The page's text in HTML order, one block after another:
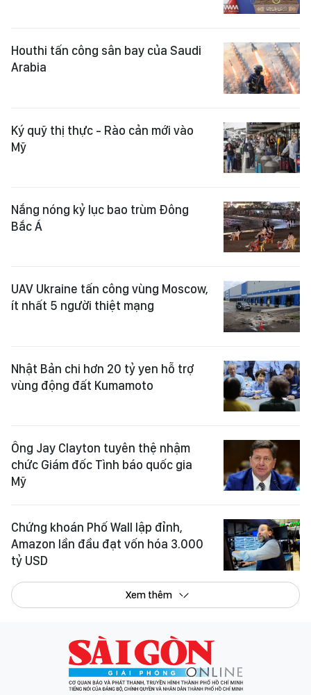
Houthi tấn công sân bay của Saudi
Arabia
Ký quỹ thị thực - Rào cản mới vào
Mỹ
Nắng nóng kỷ lục bao trùm Đông
Bắc Á
UAV Ukraine tấn công vùng Moscow,
ít nhất 5 người thiệt mạng
Nhật Bản chi hơn 20 tỷ yen hỗ trợ
vùng động đất Kumamoto
Ông Jay Clayton tuyên thệ nhậm
chức Giám đốc Tình báo quốc gia
Mỹ
Chứng khoán Phố Wall lập đỉnh,
Amazon lần đầu đạt vốn hóa 3.000
tỷ USD
Xem thêm